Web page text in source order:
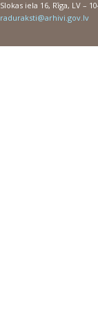
Slokas iela 16, Rīga, LV –
raduraksti@arhivi.gov.lv